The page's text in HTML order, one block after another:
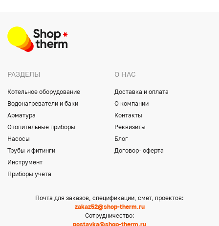
РАЗДЕЛЫ
Котельное оборудование
Водонагреватели и баки
Арматура
Отопительные приборы
Насосы
Трубы и фитинги
Инструмент
Приборы учета
О НАС
Доставка и оплата
О компании
Контакты
Реквизиты
Блог
Договор- оферта
Почта для заказов, спецификации, смет, проектов:
zakaz52@shop-therm.ru
Сотрудничество:
postavka@shop-therm.ru